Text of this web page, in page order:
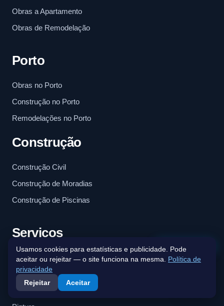
Obras a Apartamento
Obras de Remodelação
Porto
Obras no Porto
Construção no Porto
Remodelações no Porto
Construção
Construção Civil
Construção de Moradias
Construção de Piscinas
Serviços
Arquitetura
Carpintaria
Trolha
Fale connosco
Usamos cookies para estatísticas e publicidade. Pode
aceitar ou rejeitar — o site funciona na mesma. Política de
privacidade
Rejeitar
Aceitar